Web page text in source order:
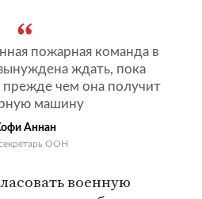
пожарная команда в
ждать, пока
прежде чем она получит
машину
Аннан
ООН
военную